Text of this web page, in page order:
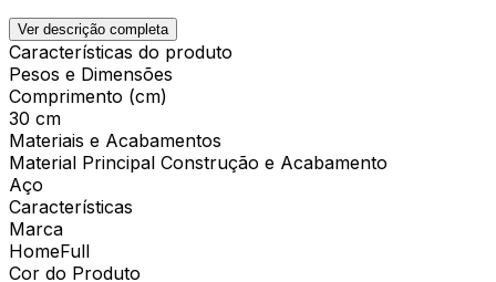
Ver descrição completa
Características do produto
Pesos e Dimensões
Comprimento (cm)
30 cm
Materiais e Acabamentos
Material Principal Construção e Acabamento
Aço
Características
Marca
HomeFull
Cor do Produto